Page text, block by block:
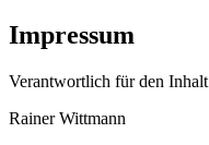
Impressum
Verantwortlich für den Inhalt
Rainer Wittmann